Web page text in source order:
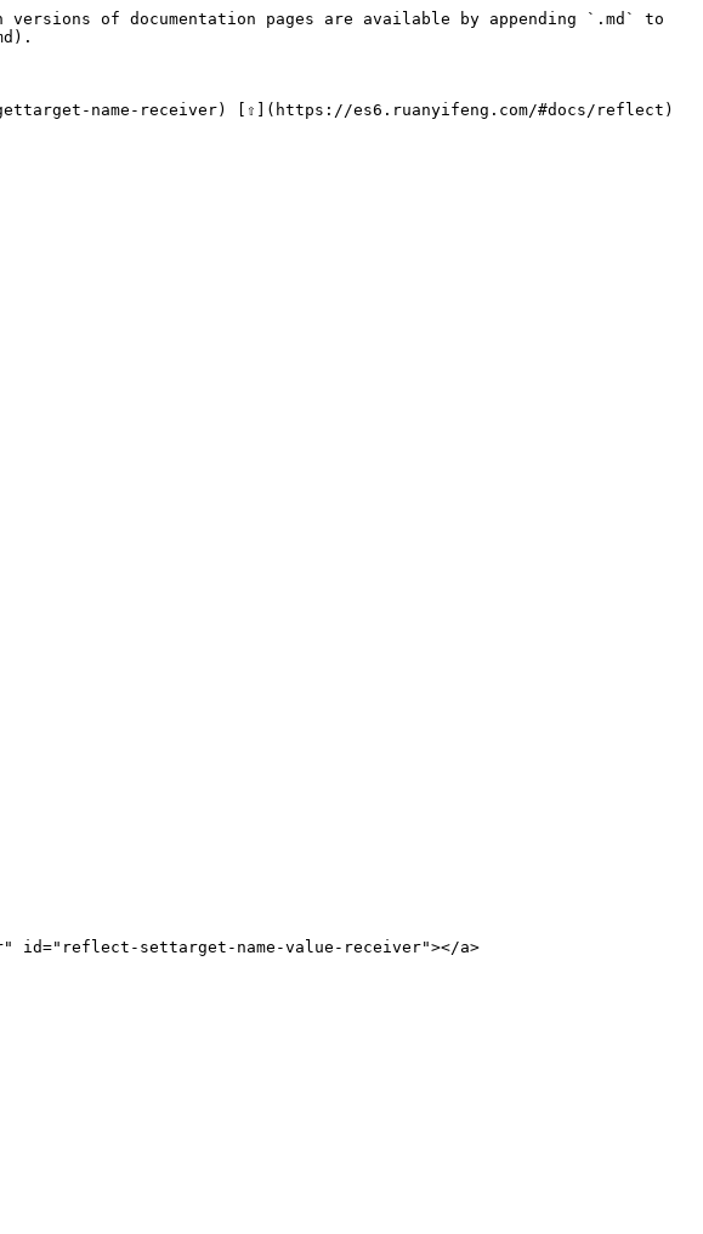
of documentation pages are available by appending `.md` to
name-receiver) [⇧](https://es6.ruanyifeng.com/#docs/reflect)
id="reflect-settarget-name-value-receiver"></a>